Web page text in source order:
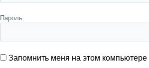
Пароль
Запомнить меня на этом компьютере